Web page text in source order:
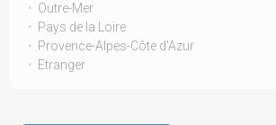
Outre-Mer
Pays de la Loire
Provence-Alpes-Côte d'Azur
Etranger